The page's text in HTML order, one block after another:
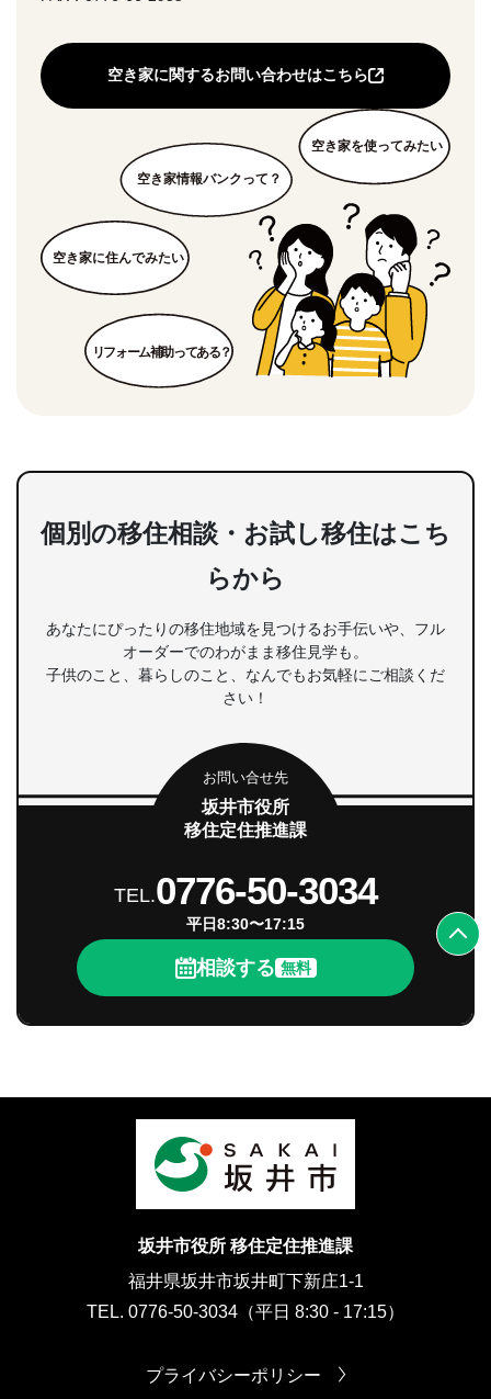
空き家に関するお問い合わせはこちら
個別の移住相談・お試し移住はこち
らから
あなたにぴったりの移住地域を見つけるお手伝いや、フル
オーダーでのわがまま移住見学も。
子供のこと、暮らしのこと、なんでもお気軽にご相談くだ
さい！
お問い合せ先
坂井市役所
移住定住推進課
TEL.0776-50-3034
平日8:30〜17:15
相談する 無料
坂井市役所 移住定住推進課
福井県坂井市坂井町下新庄1-1
TEL. 0776-50-3034（平日 8:30 - 17:15）
プライバシーポリシー